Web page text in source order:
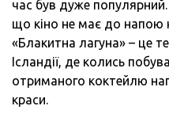
час був дуже популярний.
що кіно не має до напою
«Блакитна лагуна» – це
Ісландії, де колись
отриманого коктейлю
краси.